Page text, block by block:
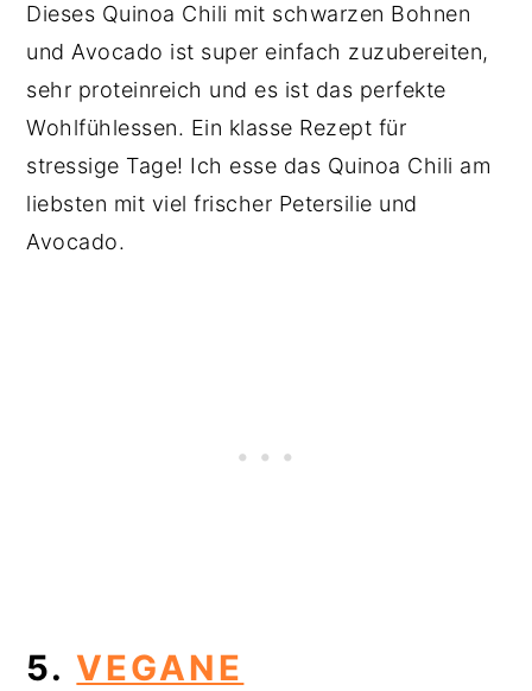
Dieses Quinoa Chili mit schwarzen Bohnen
und Avocado ist super einfach zuzubereiten,
sehr proteinreich und es ist das perfekte
Wohlfühlessen. Ein klasse Rezept für
stressige Tage! Ich esse das Quinoa Chili am
liebsten mit viel frischer Petersilie und
Avocado.
5. VEGANE